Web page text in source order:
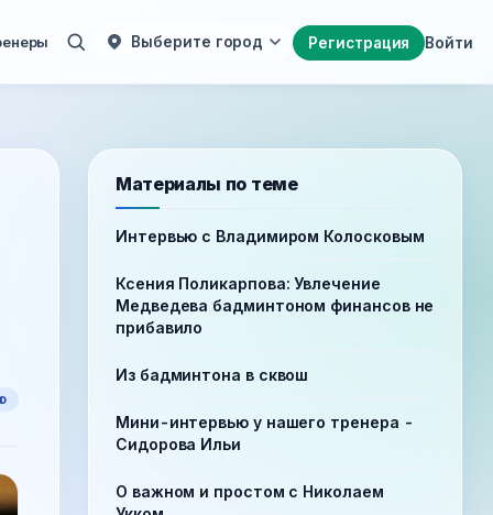
Регистрация Войти
Выберите город
Материалы по теме
Интервью с Владимиром Колосковым
Ксения Поликарпова: Увлечение
Медведева бадминтоном финансов не
прибавило
Из бадминтона в сквош
Мини-интервью у нашего тренера -
Сидорова Ильи
О важном и простом с Николаем